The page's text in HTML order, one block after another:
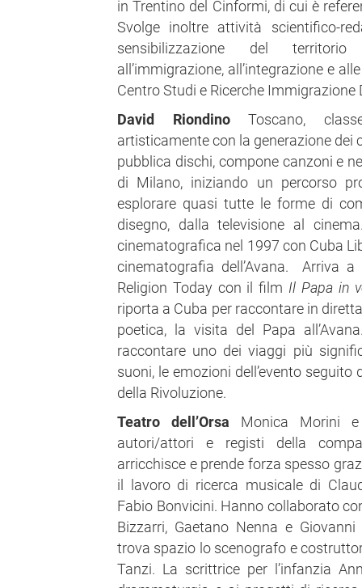
in Trentino del Cinformi, di cui è
Svolge inoltre attività scientifico-
sensibilizzazione del
all’immigrazione, all’integrazione e
Centro Studi e Ricerche
David RiondinoToscano,
artisticamente con la generazione dei
pubblica dischi, compone canzoni e
di Milano, iniziando un percorso
esplorare quasi tutte le forme di
disegno, dalla televisione al
cinematografica nel 1997 con Cuba
cinematografia dell’Avana. Arriva
Religion Today con il film Il Papa in
riporta a Cuba per raccontare in
poetica, la visita del Papa
raccontare uno dei viaggi più
suoni, le emozioni dell’evento
della Rivoluzione.
Teatro dell’Orsa Monica Morini e
autori/attori e registi della
arricchisce e prende forza spesso
il lavoro di ricerca musicale di
Fabio Bonvicini. Hanno collaborato
Bizzarri, Gaetano Nenna e
trova spazio lo scenografo e
Tanzi. La scrittrice per l’infanzia